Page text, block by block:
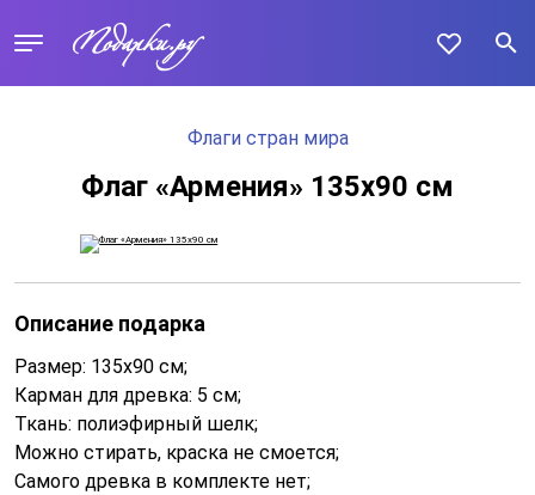
Флаги стран мира
Флаг «Армения» 135х90 см
Описание подарка
Размер: 135х90 см;
Карман для древка: 5 см;
Ткань: полиэфирный шелк;
Можно стирать, краска не смоется;
Самого древка в комплекте нет;